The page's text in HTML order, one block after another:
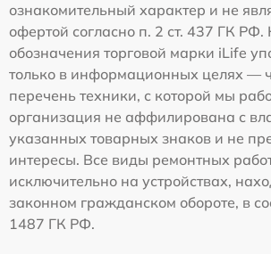
ознакомительный характер и не
офертой согласно п. 2 ст. 437 ГК РФ.
обозначения торговой марки iLife
только в информационных целях —
перечень техники, с которой мы
организация не аффилирована с
указанных товарных знаков и не
интересы. Все виды ремонтных
исключительно на устройствах,
законном гражданском обороте, в
1487 ГК РФ.